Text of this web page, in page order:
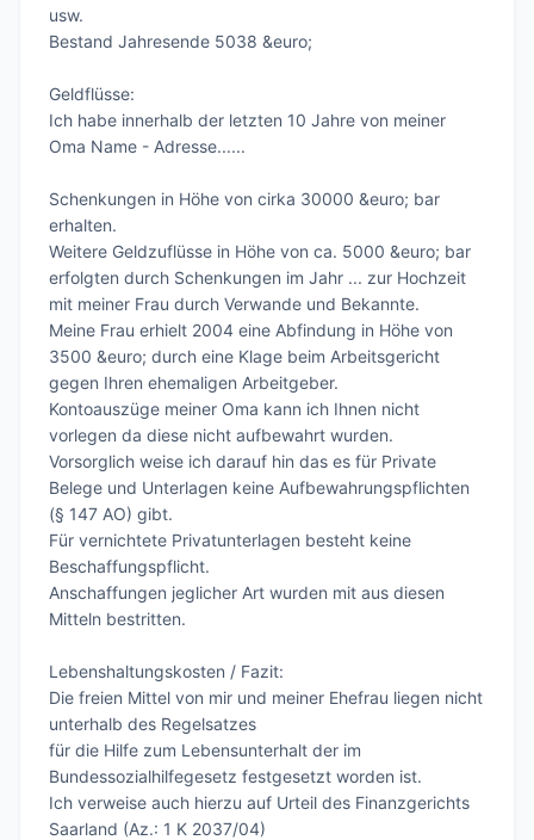
usw.
Bestand Jahresende 5038 &euro;
Geldflüsse:
Ich habe innerhalb der letzten 10 Jahre von meiner
Oma Name - Adresse......
Schenkungen in Höhe von cirka 30000 &euro; bar
erhalten.
Weitere Geldzuflüsse in Höhe von ca. 5000 &euro; bar
erfolgten durch Schenkungen im Jahr ... zur Hochzeit
mit meiner Frau durch Verwande und Bekannte.
Meine Frau erhielt 2004 eine Abfindung in Höhe von
3500 &euro; durch eine Klage beim Arbeitsgericht
gegen Ihren ehemaligen Arbeitgeber.
Kontoauszüge meiner Oma kann ich Ihnen nicht
vorlegen da diese nicht aufbewahrt wurden.
Vorsorglich weise ich darauf hin das es für Private
Belege und Unterlagen keine Aufbewahrungspflichten
(§ 147 AO) gibt.
Für vernichtete Privatunterlagen besteht keine
Beschaffungspflicht.
Anschaffungen jeglicher Art wurden mit aus diesen
Mitteln bestritten.
Lebenshaltungskosten / Fazit:
Die freien Mittel von mir und meiner Ehefrau liegen nicht
unterhalb des Regelsatzes
für die Hilfe zum Lebensunterhalt der im
Bundessozialhilfegesetz festgesetzt worden ist.
Ich verweise auch hierzu auf Urteil des Finanzgerichts
Saarland (Az.: 1 K 2037/04)